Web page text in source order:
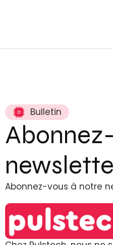
Bulletin
Abonnez-vous à notre